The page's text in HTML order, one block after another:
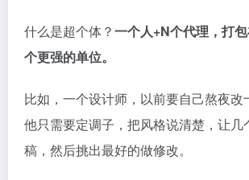
什么是超个体？一个人+N个代理，打
个更强的单位。
比如，一个设计师，以前要自己熬夜改
他只需要定调子，把风格说清楚，让几
稿，然后挑出最好的做修改。